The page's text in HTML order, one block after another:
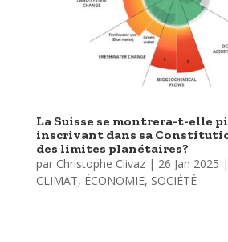
La Suisse se montrera-t-elle
inscrivant dans sa
des limites planétaires?
par Christophe Clivaz| 26 Jan 2025 |
CLIMAT, ÉCONOMIE, SOCIÉTÉ